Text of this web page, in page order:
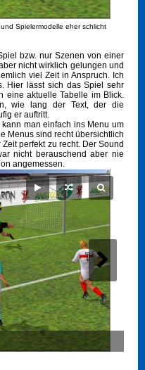
Spielermodelle eher schlicht
bzw. nur Szenen von einer
nicht wirklich gelungen und
viel Zeit in Anspruch. Ich
Hier lässt sich das Spiel sehr
eine aktuelle Tabelle im Blick.
wie lang der Text, der die
er auftritt.
man einfach ins Menu um
Menus sind recht übersichtlich
perfekt zu recht. Der Sound
nicht berauschend aber nie
angemessen.